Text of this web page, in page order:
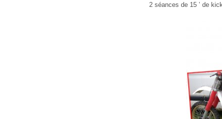
2 séances de 15 ’ de